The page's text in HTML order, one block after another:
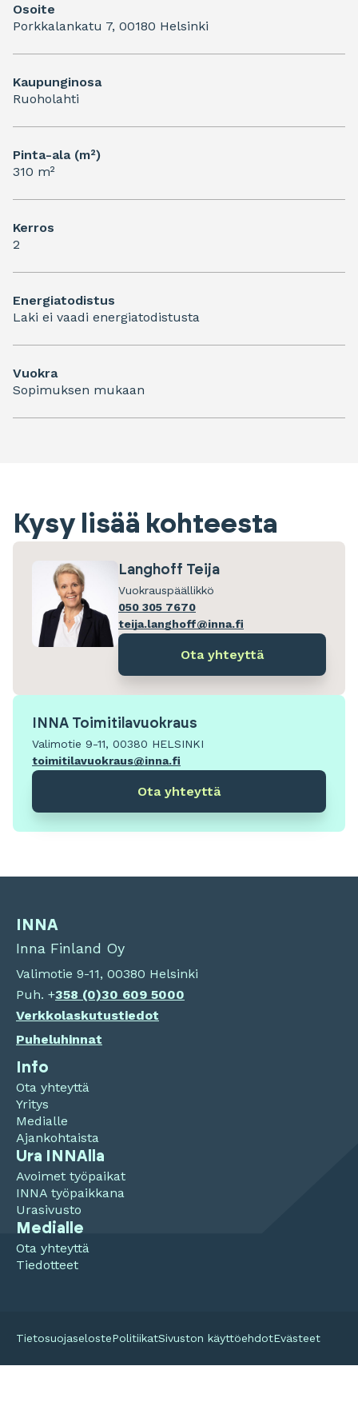
Osoite
Porkkalankatu 7, 00180 Helsinki
Kaupunginosa
Ruoholahti
Pinta-ala (m²)
310 m²
Kerros
2
Energiatodistus
Laki ei vaadi energiatodistusta
Vuokra
Sopimuksen mukaan
Kysy lisää kohteesta
Langhoff Teija
Vuokrauspäällikkö
050 305 7670
teija.langhoff@inna.fi
Ota yhteyttä
INNA Toimitilavuokraus
Valimotie 9-11, 00380 HELSINKI
toimitilavuokraus@inna.fi
Ota yhteyttä
INNA
Inna Finland Oy
Valimotie 9-11, 00380 Helsinki
Puh. +358 (0)30 609 5000
Verkkolaskutustiedot
Puheluhinnat
Info
Ota yhteyttä
Yritys
Medialle
Ajankohtaista
Ura INNAlla
Avoimet työpaikat
INNA työpaikkana
Urasivusto
Medialle
Ota yhteyttä
Tiedotteet
TietosuojaselostePolitiikatSivuston käyttöehdotEvästeet